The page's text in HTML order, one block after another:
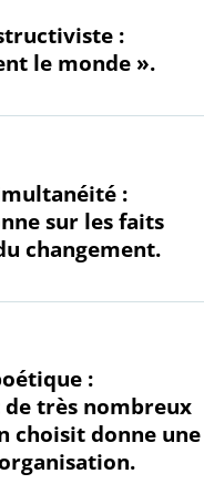
:
le monde ».
:
sur les faits
changement.
:
très nombreux
choisit donne une